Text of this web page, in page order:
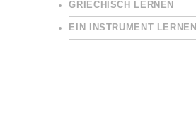
GRIECHISCH LERNEN
EIN INSTRUMENT LERNEN